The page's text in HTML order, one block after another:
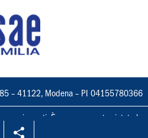
– 41122, Modena – PI 04155780366
riservati. È espressamente vietata la
e l'adattamento totale o parziale.